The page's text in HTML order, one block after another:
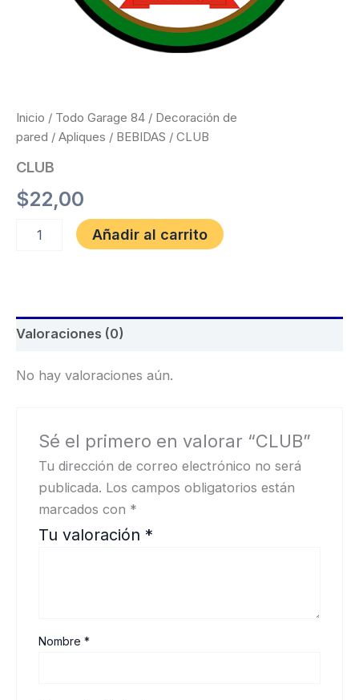
Inicio / Todo Garage 84 / Decoración de
pared / Apliques / BEBIDAS / CLUB
CLUB
$22,00
Añadir al carrito
Valoraciones (0)
No hay valoraciones aún.
Sé el primero en valorar “CLUB”
Tu dirección de correo electrónico no será
publicada. Los campos obligatorios están
marcados con *
Tu valoración *
Nombre*